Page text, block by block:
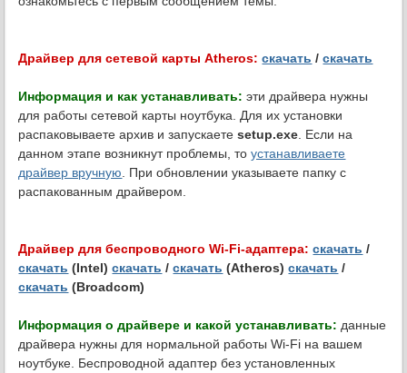
Драйвер для сетевой карты Atheros: скачать /скачать
Информация и как устанавливать: эти драйвера нужны
для работы сетевой карты ноутбука. Для их установки
распаковываете архив и запускаетеsetup.exe . Если на
данном этапе возникнут проблемы, тоустанавливаете
драйвер вручную . При обновлении указываете папку с
распакованным драйвером.
Драйвер для беспроводного Wi-Fi-адаптера: скачать /
скачать (Intel)скачать /скачать (Atheros)скачать /
скачать (Broadcom)
Информация о драйвере и какой устанавливать: данные
драйвера нужны для нормальной работы Wi-Fi на вашем
ноутбуке. Беспроводной адаптер без установленных